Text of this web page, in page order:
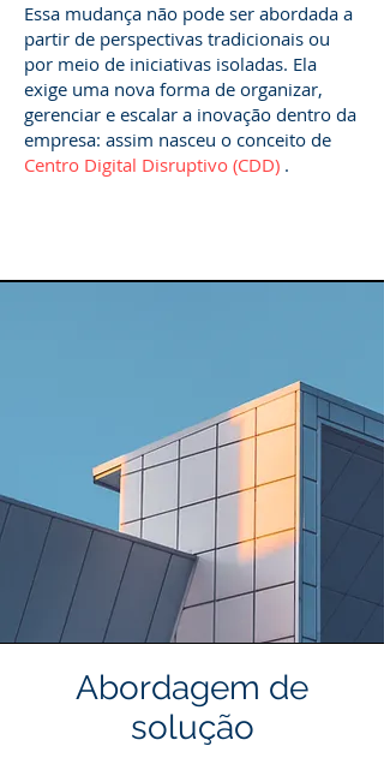
Essa mudança não pode ser abordada a
partir de perspectivas tradicionais ou
por meio de iniciativas isoladas. Ela
exige uma nova forma de organizar,
gerenciar e escalar a inovação dentro da
empresa: assim nasceu o conceito de
Centro Digital Disruptivo (CDD) .
Abordagem de
solução